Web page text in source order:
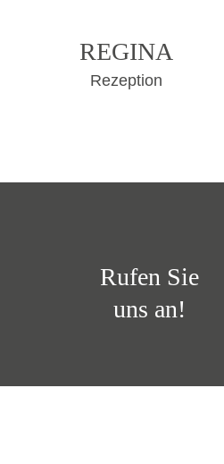
REGINA
Rezeption
Rufen Sie
uns an!